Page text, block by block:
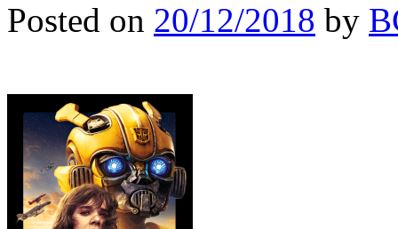
Posted on 20/12/2018 by